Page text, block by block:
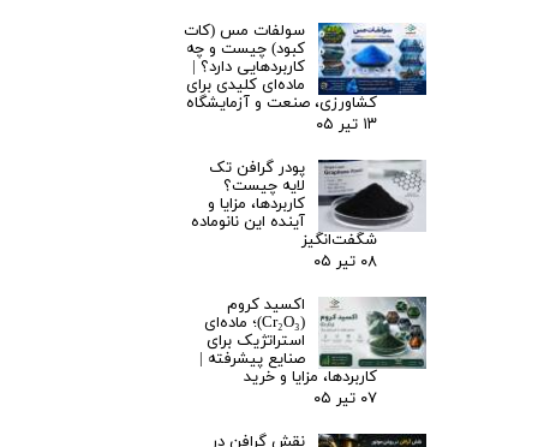
سولفات مس (کات
کبود) چیست و چه
کاربردهایی دارد؟ |
ماده‌ای کلیدی برای
کشاورزی، صنعت و آزمایشگاه
۱۳ تیر ۰۵
پودر گرافن تک
لایه چیست؟
کاربردها، مزایا و
آینده این نانوماده
شگفت‌انگیز
۰۸ تیر ۰۵
اکسید کروم
(Cr₂O₃)؛ ماده‌ای
استراتژیک برای
صنایع پیشرفته |
کاربردها، مزایا و خرید
۰۷ تیر ۰۵
نقش گرافن در